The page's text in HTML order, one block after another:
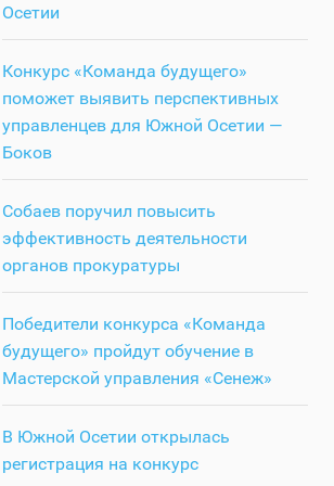
Осетии
Конкурс «Команда будущего»
поможет выявить перспективных
управленцев для Южной Осетии —
Боков
Собаев поручил повысить
эффективность деятельности
органов прокуратуры
Победители конкурса «Команда
будущего» пройдут обучение в
Мастерской управления «Сенеж»
В Южной Осетии открылась
регистрация на конкурс